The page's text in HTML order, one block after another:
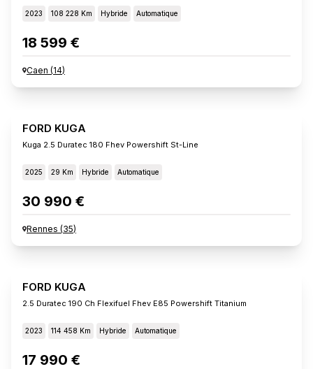
2023 108 228 Km Hybride Automatique
18 599 €
Caen (14)
FORD KUGA
Kuga 2.5 Duratec 180 Fhev Powershift St-Line
2025 29 Km Hybride Automatique
30 990 €
Rennes (35)
FORD KUGA
2.5 Duratec 190 Ch Flexifuel Fhev E85 Powershift Titanium
2023 114 458 Km Hybride Automatique
17 990 €